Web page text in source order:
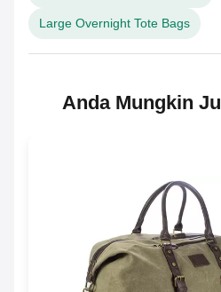
Large Overnight Tote Bags
Anda Mungkin